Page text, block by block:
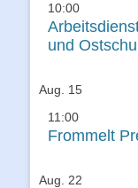
10:00
und
Aug. 15
11:00
Frommelt
Aug. 22